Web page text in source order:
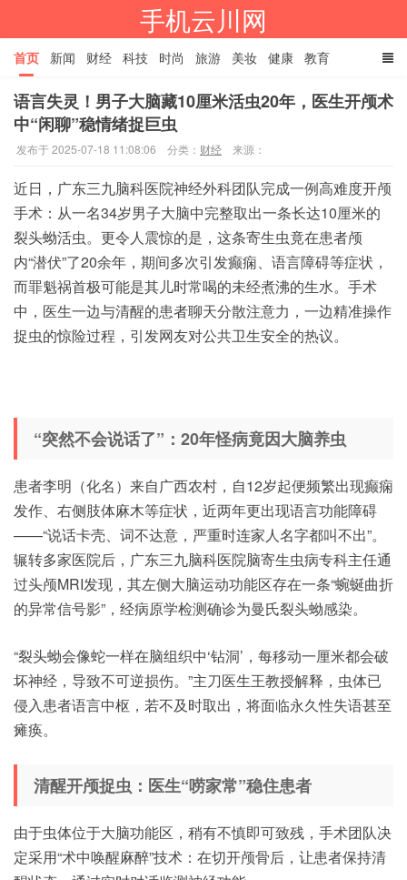
手机云川网
首页 新闻 财经 科技 时尚 旅游 美妆 健康 教育
餐饮 娱乐 体育 家居 TAGS
语言失灵！男子大脑藏10厘米活虫20年，医生开颅术
中“闲聊”稳情绪捉巨虫
发布于 2025-07-18 11:08:06 分类： 财经 来源：
近日，广东三九脑科医院神经外科团队完成一例高难度开颅
手术：从一名34岁男子大脑中完整取出一条长达10厘米的
裂头蚴活虫。更令人震惊的是，这条寄生虫竟在患者颅
内“潜伏”了20余年，期间多次引发癫痫、语言障碍等症状，
而罪魁祸首极可能是其儿时常喝的未经煮沸的生水。手术
中，医生一边与清醒的患者聊天分散注意力，一边精准操作
捉虫的惊险过程，引发网友对公共卫生安全的热议。
“突然不会说话了”：20年怪病竟因大脑养虫
患者李明（化名）来自广西农村，自12岁起便频繁出现癫痫
发作、右侧肢体麻木等症状，近两年更出现语言功能障碍
——“说话卡壳、词不达意，严重时连家人名字都叫不出”。
辗转多家医院后，广东三九脑科医院脑寄生虫病专科主任通
过头颅MRI发现，其左侧大脑运动功能区存在一条“蜿蜒曲折
的异常信号影”，经病原学检测确诊为曼氏裂头蚴感染。
“裂头蚴会像蛇一样在脑组织中‘钻洞’，每移动一厘米都会破
坏神经，导致不可逆损伤。”主刀医生王教授解释，虫体已
侵入患者语言中枢，若不及时取出，将面临永久性失语甚至
瘫痪。
清醒开颅捉虫：医生“唠家常”稳住患者
由于虫体位于大脑功能区，稍有不慎即可致残，手术团队决
定采用“术中唤醒麻醉”技术：在切开颅骨后，让患者保持清